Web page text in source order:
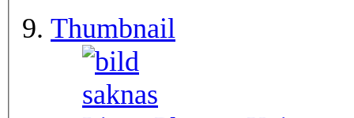
Thumbnail